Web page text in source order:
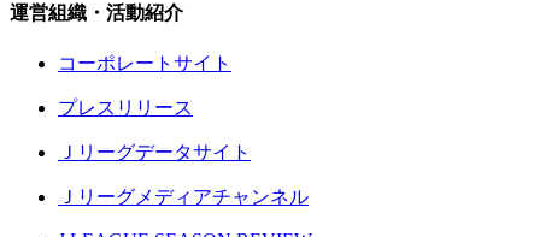
運営組織・活動紹介
コーポレートサイト
プレスリリース
Ｊリーグデータサイト
Ｊリーグメディアチャンネル